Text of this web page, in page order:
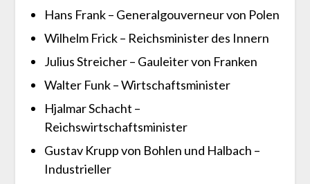
Hans Frank – Generalgouverneur von Polen
Wilhelm Frick – Reichsminister des Innern
Julius Streicher – Gauleiter von Franken
Walter Funk – Wirtschaftsminister
Hjalmar Schacht –
Reichswirtschaftsminister
Gustav Krupp von Bohlen und Halbach –
Industrieller